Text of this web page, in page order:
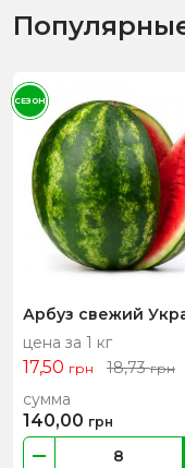
Арбуз свежий
цена за 1 кг
17,50 грн 18,73грн
сумма
140,00 грн
СЕЗОН